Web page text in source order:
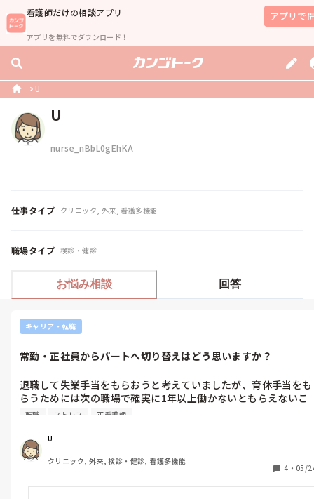
看護師だけの相談アプリ
アプリを無料でダウンロード！
アプリで
U
U
nurse_nBbL0gEhKA
仕事タイプ クリニック, 外来, 看護多機能
職場タイプ 検診・健診
お悩み相談 回答
キャリア・転職
常勤・正社員からパートへ切り替えはどう思いますか？
退職して失業手当をもらおうと考えていましたが、育休手当をも
らうためには次の職場で確実に1年以上働かないともらえないこ
とに気づきました...😭(失業手当をもらうと今までの雇用保険に
失業手当はもらわずに空白期間をあけないで転職するには、転職
先を確保して入職時期も確認しないといけないため、それまでは
今の職場で働かないといけないのですが現状休日が少なく早朝勤
務もある状況＋仕事内容にも不満がある状態で続けられる気がし
転職 ストレス 正看護師
U
クリニック, 外来, 検診・健診, 看護多機能
4 ・ 05/